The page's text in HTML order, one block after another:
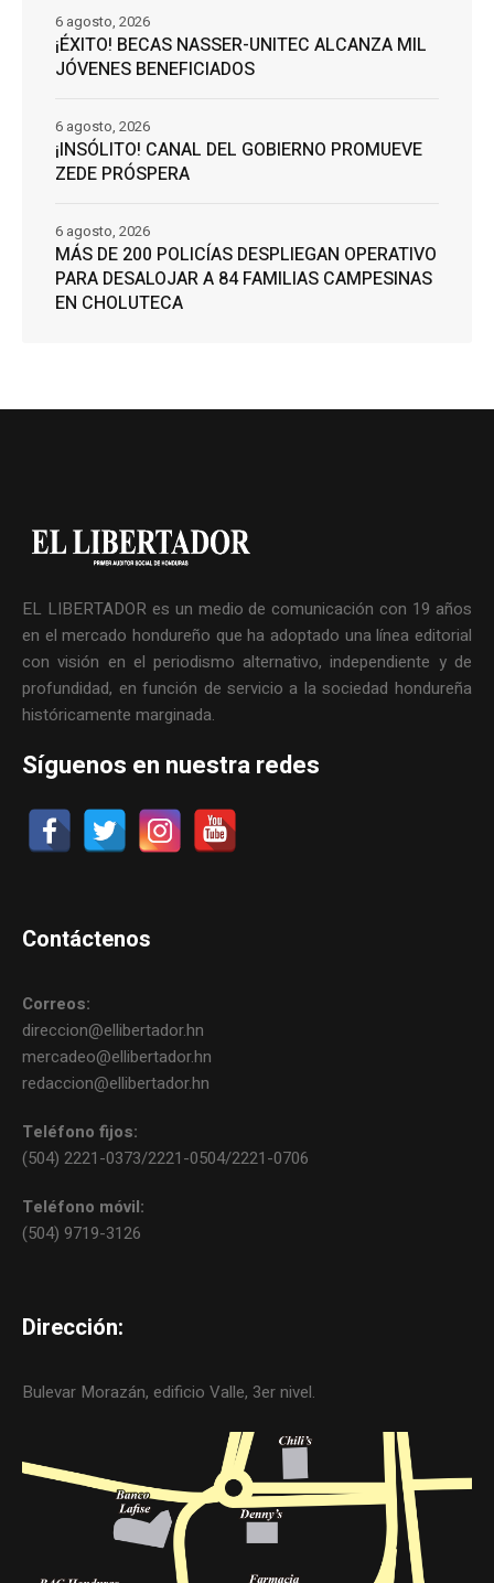
¡ÉXITO! BECAS NASSER-UNITEC ALCANZA MIL
JÓVENES BENEFICIADOS
6 agosto, 2026
¡INSÓLITO! CANAL DEL GOBIERNO PROMUEVE
ZEDE PRÓSPERA
6 agosto, 2026
MÁS DE 200 POLICÍAS DESPLIEGAN OPERATIVO
PARA DESALOJAR A 84 FAMILIAS CAMPESINAS
EN CHOLUTECA
6 agosto, 2026
EL LIBERTADOR es un medio de comunicación con 19 años
en el mercado hondureño que ha adoptado una línea editorial
con visión en el periodismo alternativo, independiente y de
profundidad, en función de servicio a la sociedad hondureña
históricamente marginada.
Síguenos en nuestra redes
Contáctenos
Correos:
direccion@ellibertador.hn
mercadeo@ellibertador.hn
redaccion@ellibertador.hn
Teléfono fijos:
(504) 2221-0373/2221-0504/2221-0706
Teléfono móvil:
(504) 9719-3126
Dirección:
Bulevar Morazán, edificio Valle, 3er nivel.